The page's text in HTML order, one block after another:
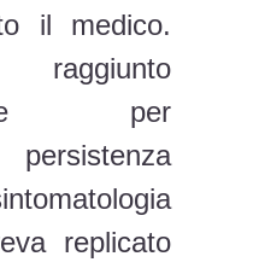
il medico.
per
replicato